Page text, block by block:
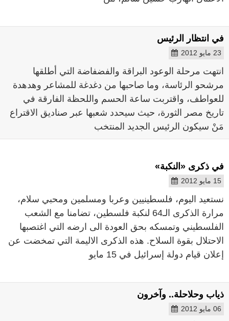
في انتظار الرئيس
23 مايو 2012
انتهت مرحلة الوعود البراقة والفضفاضة التي أطلقها
مرشحو الرئاسة، وما صاحبها من دغدغة للمشاعر وهدهدة
للعواطف، واقتربت ساعة الحسم واللحظة الفارقة في
تاريخ مصر الثورة، حيث سيحدد شعبها عبر صناديق الاقتراع
مَنْ سيكون الرئيس الجديد المنتخب
في ذكرى «النكبة»
15 مايو 2012
نستعيد اليوم، فلسطينيين وعربا ومسلمين ومحبي سلام،
مرارة الذكرى الـ64 لنكبة فلسطين، تضامنا مع الشعب
الفلسطيني وتمسكه بحق العودة الى ارضه التي اغتصبها
الاحتلال بقوة السلاح. هذه الذكرى الاليمة التي تمخضت عن
إعلان قيام دولة إسرائيل في 15 مايو
ذياب وحلاحلة.. وآخرون
06 مايو 2012